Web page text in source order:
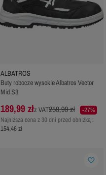
ALBATROS
Buty robocze wysokie Albatros Vector
Mid S3
189,99 złz VAT259,99 zł
-27%
Najniższa cena z 30 dni przed obniżką :
154,46 zł
favorite_border